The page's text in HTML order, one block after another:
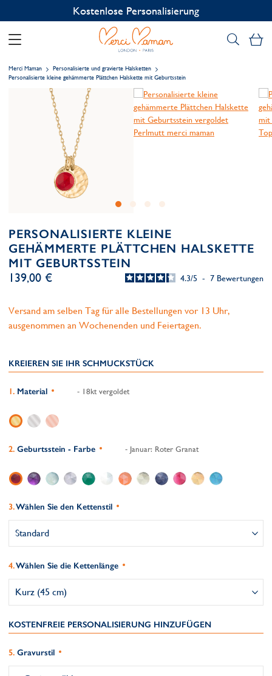
Kostenlose Personalisierung
Merci Maman
Personalisierte und gravierte Halsketten
Personalisierte kleine gehämmerte Plättchen Halskette mit Geburtsstein
PERSONALISIERTE KLEINE
GEHÄMMERTE PLÄTTCHEN HALSKETTE
MIT GEBURTSSTEIN
4.3/5 - 7 Bewertungen
139,00 €
Versand am selben Tag für alle Bestellungen vor 13 Uhr,
ausgenommen an Wochenenden und Feiertagen.
KREIEREN SIE IHR SCHMUCKSTÜCK
Material - 18kt vergoldet
Geburtsstein - Farbe - Januar: Roter Granat
Wählen Sie den Kettenstil
Wählen Sie die Kettenlänge
KOSTENFREIE PERSONALISIERUNG HINZUFÜGEN
Gravurstil